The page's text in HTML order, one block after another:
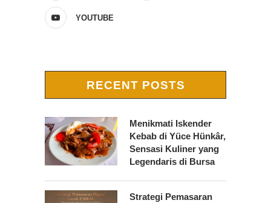
YOUTUBE
RECENT POSTS
Menikmati Iskender
Kebab di Yüce Hünkâr,
Sensasi Kuliner yang
Legendaris di Bursa
Strategi Pemasaran